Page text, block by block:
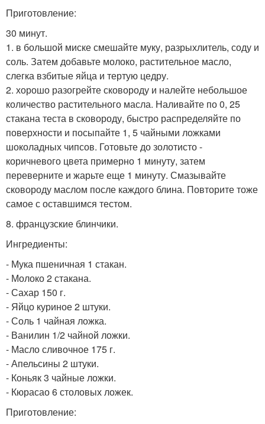
Приготовление:
30 минут.
1. в большой миске смешайте муку, разрыхлитель, соду и
соль. Затем добавьте молоко, растительное масло,
слегка взбитые яйца и тертую цедру.
2. хорошо разогрейте сковороду и налейте небольшое
количество растительного масла. Наливайте по 0, 25
стакана теста в сковороду, быстро распределяйте по
поверхности и посыпайте 1, 5 чайными ложками
шоколадных чипсов. Готовьте до золотисто -
коричневого цвета примерно 1 минуту, затем
переверните и жарьте еще 1 минуту. Смазывайте
сковороду маслом после каждого блина. Повторите тоже
самое с оставшимся тестом.
8. французские блинчики.
Ингредиенты:
- Мука пшеничная 1 стакан.
- Молоко 2 стакана.
- Сахар 150 г.
- Яйцо куриное 2 штуки.
- Соль 1 чайная ложка.
- Ванилин 1/2 чайной ложки.
- Масло сливочное 175 г.
- Апельсины 2 штуки.
- Коньяк 3 чайные ложки.
- Кюрасао 6 столовых ложек.
Приготовление: